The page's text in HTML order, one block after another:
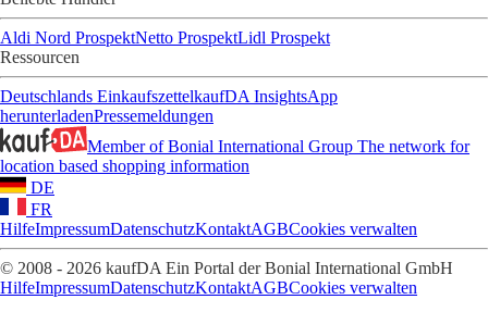
Aldi Nord ProspektNetto ProspektLidl Prospekt
Ressourcen
Deutschlands EinkaufszettelkaufDA InsightsApp
herunterladenPressemeldungen
Member of Bonial International Group The network for
location based shopping information
DE
FR
HilfeImpressumDatenschutzKontaktAGBCookies verwalten
© 2008 - 2026 kaufDA Ein Portal der Bonial International GmbH
HilfeImpressumDatenschutzKontaktAGBCookies verwalten